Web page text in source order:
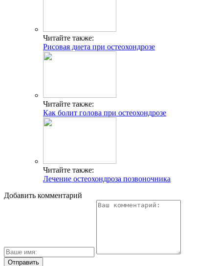
Читайте также:
Рисовая диета при остеохондрозе
Читайте также:
Как болит голова при остеохондрозе
Читайте также:
Лечение остеохондроза позвоночника
Добавить комментарий